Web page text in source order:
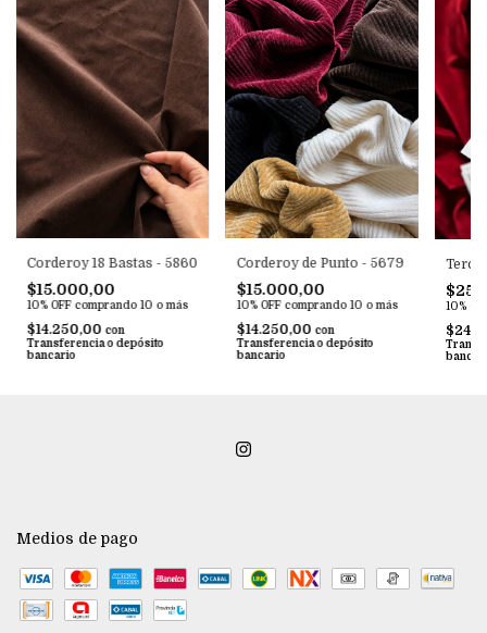
Corderoy 18 Bastas - 5860
$15.000,00
10% OFF comprando 10 o más
$14.250,00 con
Transferencia o depósito
bancario
Corderoy de Punto - 5679
$15.000,00
10% OFF comprando 10 o más
$14.250,00 con
Transferencia o depósito
bancario
10%
Medios de pago